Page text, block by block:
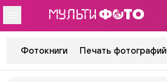
Фотокниги Печать фотографий